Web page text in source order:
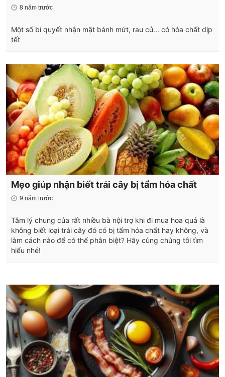
8 năm trước
Một số bí quyết nhận mặt bánh mứt, rau củ... có hóa chất dịp
tết
Mẹo giúp nhận biết trái cây bị tẩm hóa chất
9 năm trước
Tâm lý chung của rất nhiều bà nội trợ khi đi mua hoa quả là
không biết loại trái cây đó có bị tẩm hóa chất hay không, và
làm cách nào để có thể phân biệt? Hãy cùng chúng tôi tìm
hiểu nhé!